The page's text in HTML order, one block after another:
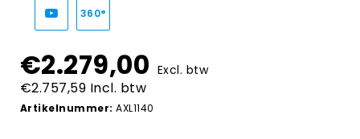
360°
€2.279,00 Excl. btw
€2.757,59 Incl. btw
Artikelnummer: AXL1140